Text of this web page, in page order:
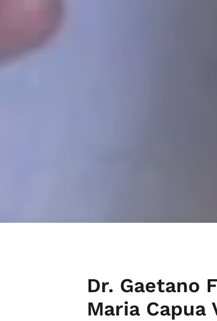
Dr. Gaetano
Maria Capua